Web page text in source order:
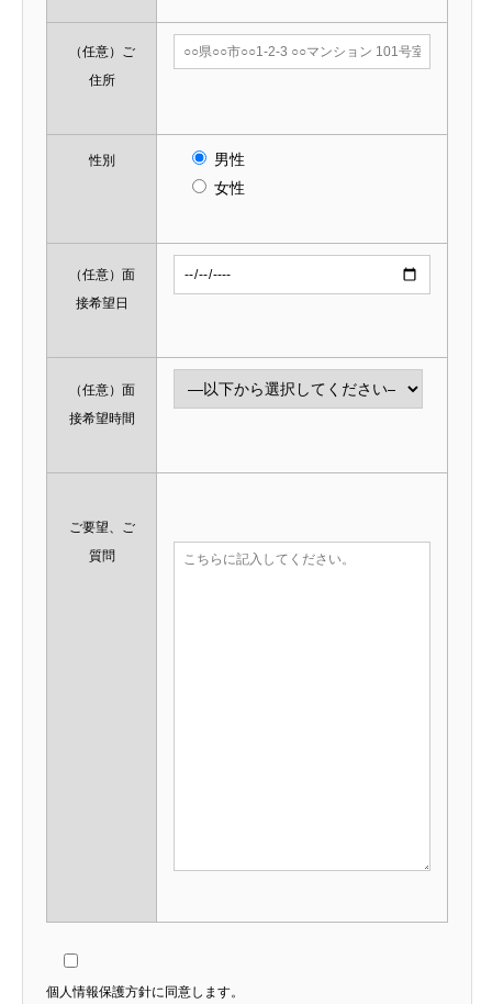
（任意）
ご
住所
性別
男性
女性
（任意） 面
接希望日
（任意） 面
接希望時間
ご要望、ご
質問
個人情報保護方針に同意します。